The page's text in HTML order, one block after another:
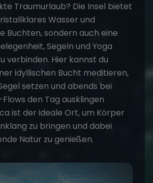
Traumurlaub? Die Insel bietet
Wasser und
Buchten, sondern auch eine
Segeln und Yoga
verbinden. Hier kannst du
idyllischen Bucht meditieren,
setzen und abends bei
den Tag ausklingen
ist der ideale Ort, um Körper
zu bringen und dabei
Natur zu genießen.